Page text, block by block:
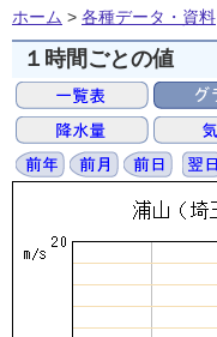
ホーム > 各種データ・資料
１時間ごとの値